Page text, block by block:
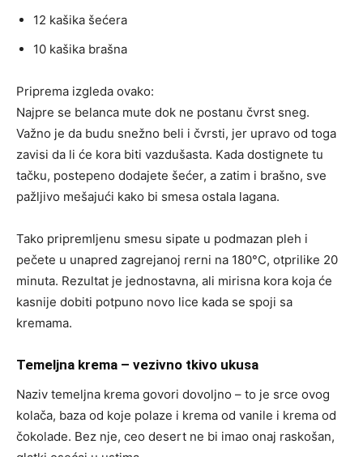
12 kašika šećera
10 kašika brašna
Priprema izgleda ovako:
Najpre se belanca mute dok ne postanu čvrst sneg.
Važno je da budu snežno beli i čvrsti, jer upravo od toga
zavisi da li će kora biti vazdušasta. Kada dostignete tu
tačku, postepeno dodajete šećer, a zatim i brašno, sve
pažljivo mešajući kako bi smesa ostala lagana.
Tako pripremljenu smesu sipate u podmazan pleh i
pečete u unapred zagrejanoj rerni na 180°C, otprilike 20
minuta. Rezultat je jednostavna, ali mirisna kora koja će
kasnije dobiti potpuno novo lice kada se spoji sa
kremama.
Temeljna krema – vezivno tkivo ukusa
Naziv temeljna krema govori dovoljno – to je srce ovog
kolača, baza od koje polaze i krema od vanile i krema od
čokolade. Bez nje, ceo desert ne bi imao onaj raskošan,